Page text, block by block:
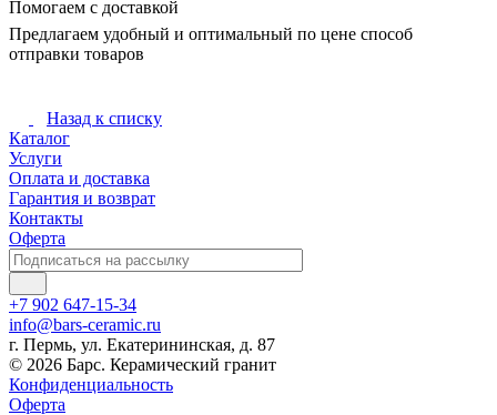
Помогаем с доставкой
Предлагаем удобный и оптимальный по цене способ
отправки товаров
Назад к списку
Каталог
Услуги
Оплата и доставка
Гарантия и возврат
Контакты
Оферта
+7 902 647-15-34
info@bars-ceramic.ru
г. Пермь, ул. Екатерининская, д. 87
© 2026 Барс. Керамический гранит
Конфиденциальность
Оферта